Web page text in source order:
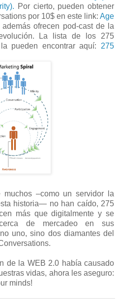
Por cierto, pueden obtener
por 10$ en este link: Age
ofrecen pod-cast de la
La lista de los 275
pueden encontrar aquí: 275
–como un servidor la
historia— no han caído, 275
más que digitalmente y se
de mercadeo en sus
uno, sino dos diamantes del
de la WEB 2.0 había causado
vidas, ahora les aseguro:
minds!